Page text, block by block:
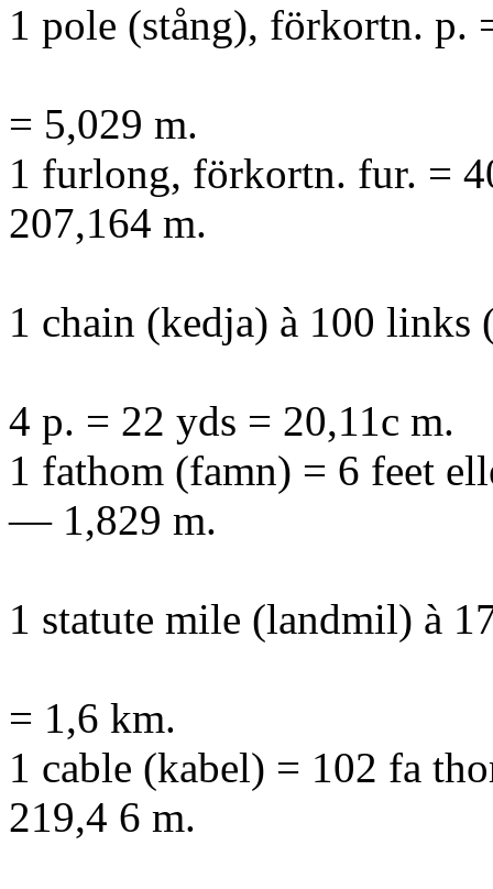
1 pole (stång), förkortn. p.
= 5,029 m.
1 furlong, förkortn. fur. =
207,164 m.
1 chain (kedja) à 100 links
4 p. = 22 yds = 20,11c m.
1 fathom (famn) = 6 feet
— 1,829 m.
1 statute mile (landmil) à
= 1,6 km.
1 cable (kabel) = 102 fa
219,4 6 m.